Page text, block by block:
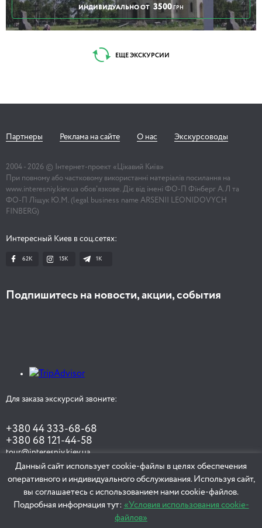
ИНДИВИДУАЛЬНО ОТ 3500 ГРН
ЕЩЕ ЭКСКУРСИИ
Партнеры Реклама на сайте О нас Экскурсоводы
2004 - 2026 © Інтернет-проект «Цікавий Київ»
При повному або частковому використанні матеріалів посилання на
www.interesniy.kiev.ua обов'язкове. Діє від імені ФО-П Фінберг А.Л та
ФО-П Ліщук Ю.М. (legal business name ARSENII LEONIDOVYCH
FINBERG)
Интересный Киев в соц.сетях:
62K 15K 1К
Подпишитесь на новости, акции, события
Для заказа экскурсий звоните:
+380 44 333-68-68
+380 68 121-44-58
tour@interesniy.kiev.ua
ЗАКАЗАТЬ ЭКСКУРСИЮ
Данный сайт использует cookie-файлы в целях обеспечения
оперативного и индивидуального обслуживания. Используя сайт,
вы соглашаетесь с использованием нами cookie-файлов.
Подробная информация тут: «Условия использования cookie-
файлов»